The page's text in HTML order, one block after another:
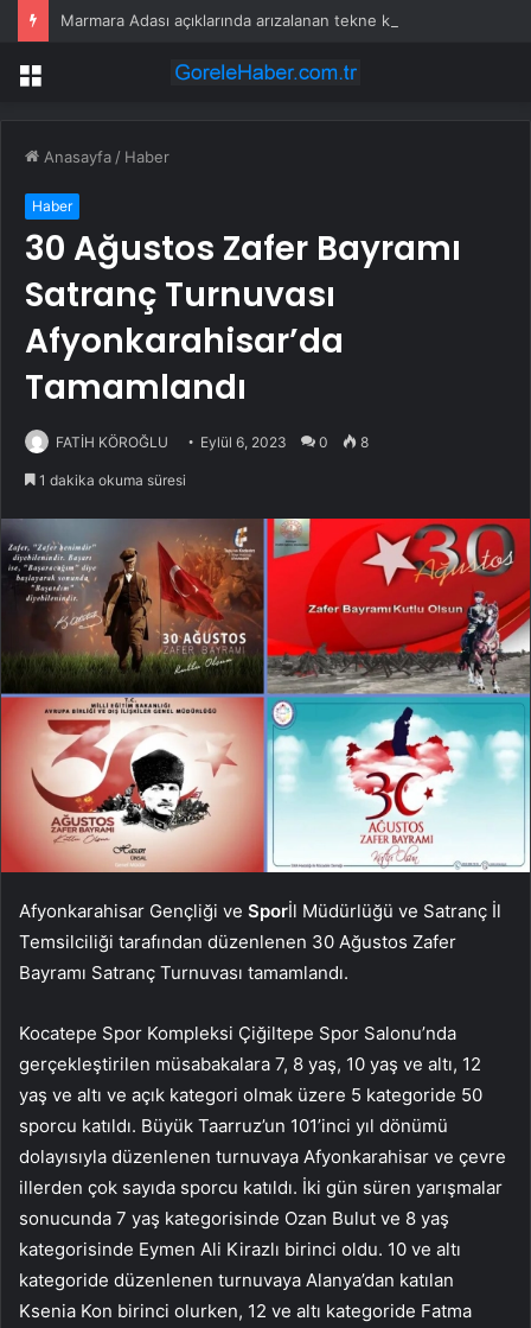
Marmara Adası açıklarında arızalanan tekne kurtarıldı
Menü
Anasayfa / Haber
Haber
30 Ağustos Zafer Bayramı
Satranç Turnuvası
Afyonkarahisar’da
Tamamlandı
FATİH KÖROĞLU Eylül 6, 2023 0 8
1 dakika okuma süresi
Afyonkarahisar Gençliği ve Sporİl Müdürlüğü ve Satranç İl
Temsilciliği tarafından düzenlenen 30 Ağustos Zafer
Bayramı Satranç Turnuvası tamamlandı.
Kocatepe Spor Kompleksi Çiğiltepe Spor Salonu’nda
gerçekleştirilen müsabakalara 7, 8 yaş, 10 yaş ve altı, 12
yaş ve altı ve açık kategori olmak üzere 5 kategoride 50
sporcu katıldı. Büyük Taarruz’un 101’inci yıl dönümü
dolayısıyla düzenlenen turnuvaya Afyonkarahisar ve çevre
illerden çok sayıda sporcu katıldı. İki gün süren yarışmalar
sonucunda 7 yaş kategorisinde Ozan Bulut ve 8 yaş
kategorisinde Eymen Ali Kirazlı birinci oldu. 10 ve altı
kategoride düzenlenen turnuvaya Alanya’dan katılan
Ksenia Kon birinci olurken, 12 ve altı kategoride Fatma